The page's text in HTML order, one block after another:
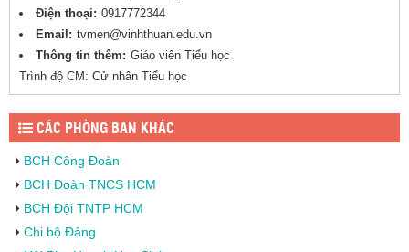
Điện thoại: 0917772344
Email: tvmen@vinhthuan.edu.vn
Thông tin thêm: Giáo viên Tiểu học
Trình độ CM: Cử nhân Tiểu học
CÁC PHÒNG BAN KHÁC
BCH Công Đoàn
BCH Đoàn TNCS HCM
BCH Đội TNTP HCM
Chi bộ Đảng